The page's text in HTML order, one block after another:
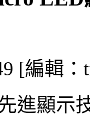
[編輯：
進顯示